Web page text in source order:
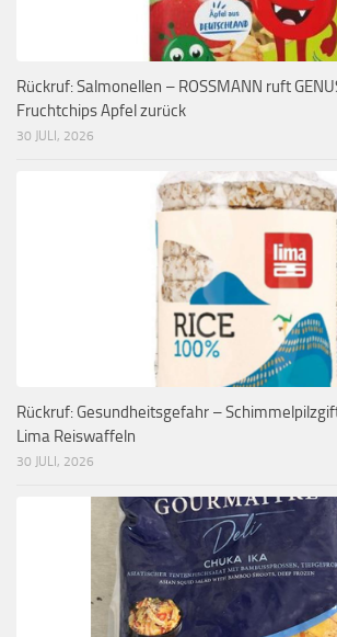
Rückruf: Salmonellen – ROSSMANN ruft
Fruchtchips Apfel zurück
30 JULI, 2026
Rückruf: Gesundheitsgefahr –
Lima Reiswaffeln
30 JULI, 2026